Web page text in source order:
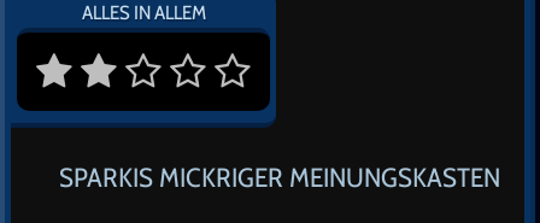
ALLES IN ALLEM
SPARKIS MICKRIGER MEINUNGSKASTEN